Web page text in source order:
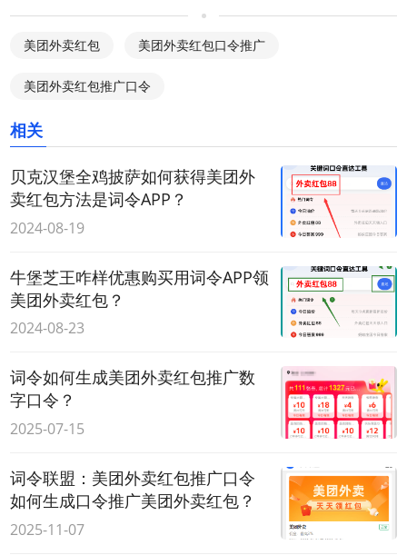
美团外卖红包 美团外卖红包口令推广
美团外卖红包推广口令
相关
贝克汉堡全鸡披萨如何获得美团外
卖红包方法是词令APP？
2024-08-19
牛堡芝王咋样优惠购买用词令APP领
美团外卖红包？
2024-08-23
词令如何生成美团外卖红包推广数
字口令？
2025-07-15
词令联盟：美团外卖红包推广口令
如何生成口令推广美团外卖红包？
2025-11-07